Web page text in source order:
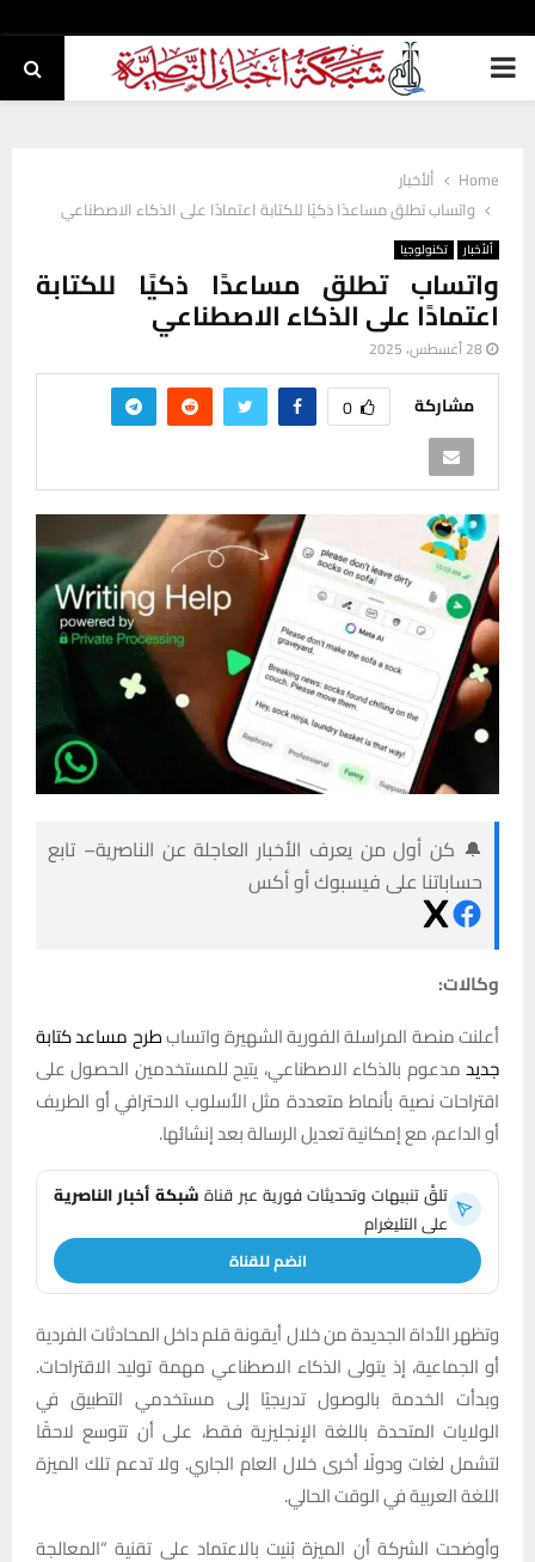
PRIMARY
Home
ألأخبار
واتساب تطلق مساعدًا ذكيًا للكتابة اعتمادًا على الذكاء الاصطناعي
ألأخبار تكنولوجيا
واتساب تطلق مساعدًا ذكيًا للكتابة
اعتمادًا على الذكاء الاصطناعي
28 أغسطس، 2025
مشاركة 0
🔔 كن أول من يعرف الأخبار العاجلة عن الناصرية– تابع
حساباتنا على فيسبوك أو أكس
وكالات:
أعلنت منصة المراسلة الفورية الشهيرة واتسابطرح مساعد كتابة
جديدمدعوم بالذكاء الاصطناعي، يتيح للمستخدمين الحصول على
اقتراحات نصية بأنماط متعددة مثل الأسلوب الاحترافي أو الطريف
أو الداعم، مع إمكانية تعديل الرسالة بعد إنشائها.
تلقَّ تنبيهات وتحديثات فورية عبر قناةشبكة أخبار الناصرية
على التليغرام
انضم للقناة
وتظهر الأداة الجديدة من خلال أيقونة قلم داخل المحادثات الفردية
أو الجماعية، إذ يتولى الذكاء الاصطناعي مهمة توليد الاقتراحات.
وبدأت الخدمة بالوصول تدريجيًا إلى مستخدمي التطبيق في
الولايات المتحدة باللغة الإنجليزية فقط، على أن تتوسع لاحقًا
لتشمل لغات ودولًا أخرى خلال العام الجاري. ولا تدعم تلك الميزة
اللغة العربية في الوقت الحالي.
وأوضحت الشركة أن الميزة بُنيت بالاعتماد على تقنية “المعالجة